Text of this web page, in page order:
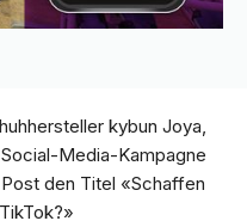
kybun Joya,
Media-Kampagne
den Titel «Schaffen